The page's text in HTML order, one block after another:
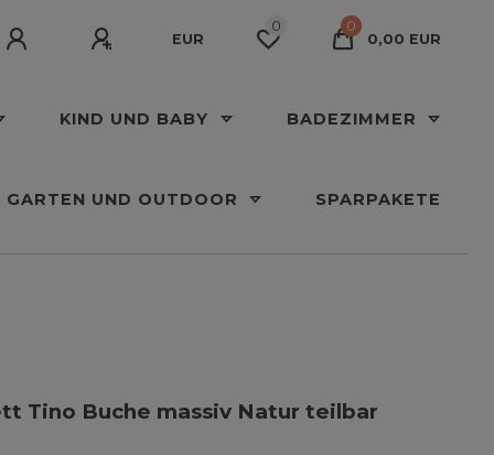
EUR
0
0
0,00 EUR
KIND UND BABY BADEZIMMER
GARTEN UND OUTDOOR SPARPAKETE
Tino Buche massiv Natur teilbar